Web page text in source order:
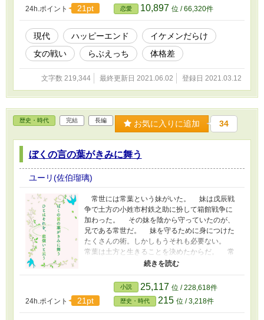
戦錬磨の色男と自身の女を磨く物語です。 ロジ
スティクスシリーズ第1弾 注:全力疾走なので、
息切れ注意！！ ※ R18に事前予告はございませ
ん。 ※ムーンライトノベルズでも公開していま
す。
24h.ポイント 21pt 恋愛 10,897 位 / 66,320件
現代 ハッピーエンド
イケメンだらけ
女の戦い
らぶえっち 体格差
文字数 219,344 最終更新日 2021.06.02 登録日 2021.03.12
歴史・時代 完結 長編 お気に入りに追加 34
ぼくの言の葉がきみに舞う
ユーリ(佐伯瑠璃)
常世には常葉という妹がいた。 妹は戊辰戦
争で土方の小姓市村鉄之助に扮して箱館戦争に
加わった。 その妹を陰から守っていたのが、
兄である常世だ。 妹を守るために身につけた
たくさんの術。しかしもうそれも必要ない。
常葉は土方と生きることを決めたからだ。 常
世は妹の常葉に代わって市村鉄之助になり変わ
り、土方の遺品を持って東京は日野へ。 遺品
の全てをを届けたら、異国にでも渡ろうか。
妹を守るという支えをなくした常世は、半ば人
生を諦めかけていた。 そんな時に噂に聞いた
残党狩りに遭遇する。 狩られようとしていた
24h.ポイント 21pt
小説 25,117 位 / 228,618件
歴史・時代 215 位 / 3,218件